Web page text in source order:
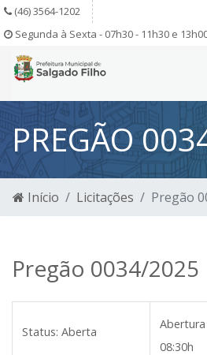
(46) 3564-1202
Segunda à Sexta - 07h30 - 11h30 e
PREGÃO
Início Licitações Pregão
Pregão 0034/2025
Status: Aberta
Abertura
08:30h